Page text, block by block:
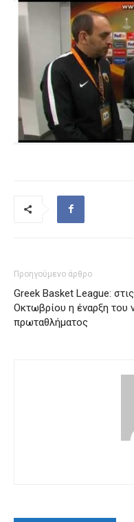
Προηγούμενο άρθρο
Greek Basket League:
Οκτωβρίου η έναρξη του
πρωταθλήματος